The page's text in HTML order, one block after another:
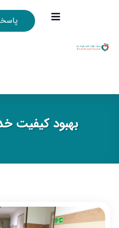
بهبود کیفیت